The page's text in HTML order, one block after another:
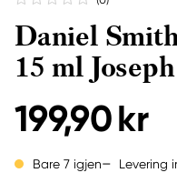
Daniel
15 ml
199,90 kr
Bare 7 igjen Levering